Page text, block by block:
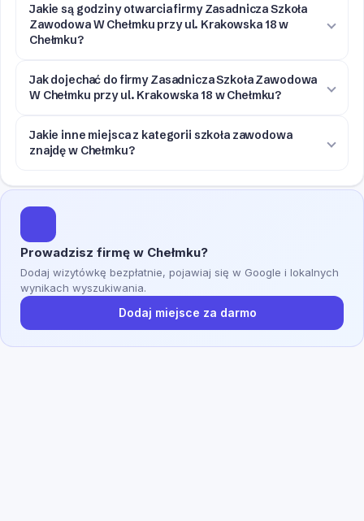
Jakie są godziny otwarcia firmy Zasadnicza Szkoła
Zawodowa W Chełmku przy ul. Krakowska 18 w
Chełmku?
Jak dojechać do firmy Zasadnicza Szkoła Zawodowa
W Chełmku przy ul. Krakowska 18 w Chełmku?
Jakie inne miejsca z kategorii szkoła zawodowa
znajdę w Chełmku?
Prowadzisz firmę w Chełmku?
Dodaj wizytówkę bezpłatnie, pojawiaj się w Google i lokalnych
wynikach wyszukiwania.
Dodaj miejsce za darmo